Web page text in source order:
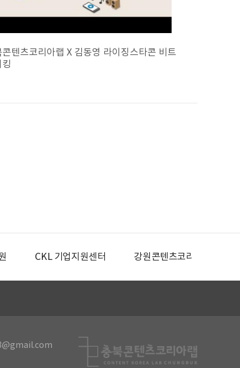
콘텐츠코리아랩 X 김동영 라이징스타콘 비트
킹
CKL 기업지원센터 강원콘텐츠코리아랩